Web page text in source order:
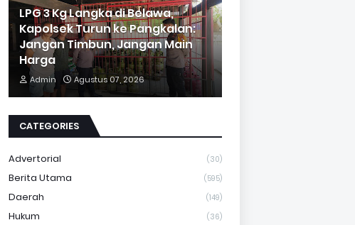
LPG 3 Kg Langka di Belawa,
Kapolsek Turun ke Pangkalan:
Jangan Timbun, Jangan Main
Harga
Admin Agustus 07, 2026
CATEGORIES
Advertorial (30)
Berita Utama (595)
Daerah (149)
Hukum (36)